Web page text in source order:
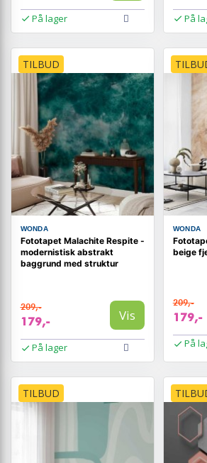
På lager På
TILBUD
WONDA
Fototapet Malachite Respite -
modernistisk abstrakt
baggrund med struktur
209,-
179,- Vis
På lager
WONDA
beige
209,-
179,-
På
TILBUD